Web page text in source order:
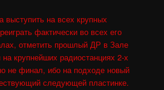
выступить на всех крупных
фактически во всех его
отметить прошлый ДР в Зале
крупнейших радиостанциях 2-х
не финал, ибо на подходе новый
следующей пластинке.